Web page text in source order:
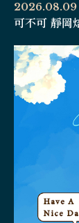
2026.08.09
可不可 靜岡